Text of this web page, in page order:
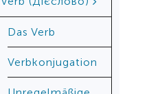
Das Verb
Verbkonjugation